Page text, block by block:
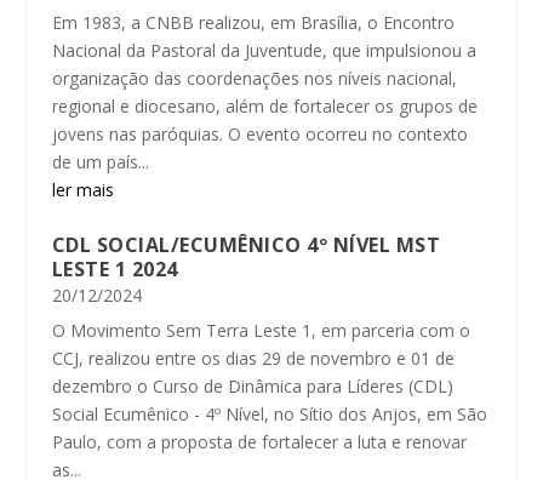
Em 1983, a CNBB realizou, em Brasília, o Encontro
Nacional da Pastoral da Juventude, que impulsionou a
organização das coordenações nos níveis nacional,
regional e diocesano, além de fortalecer os grupos de
jovens nas paróquias. O evento ocorreu no contexto
de um país...
ler mais
CDL SOCIAL/ECUMÊNICO 4º NÍVEL MST
LESTE 1 2024
20/12/2024
O Movimento Sem Terra Leste 1, em parceria com o
CCJ, realizou entre os dias 29 de novembro e 01 de
dezembro o Curso de Dinâmica para Líderes (CDL)
Social Ecumênico - 4º Nível, no Sítio dos Anjos, em São
Paulo, com a proposta de fortalecer a luta e renovar
as...